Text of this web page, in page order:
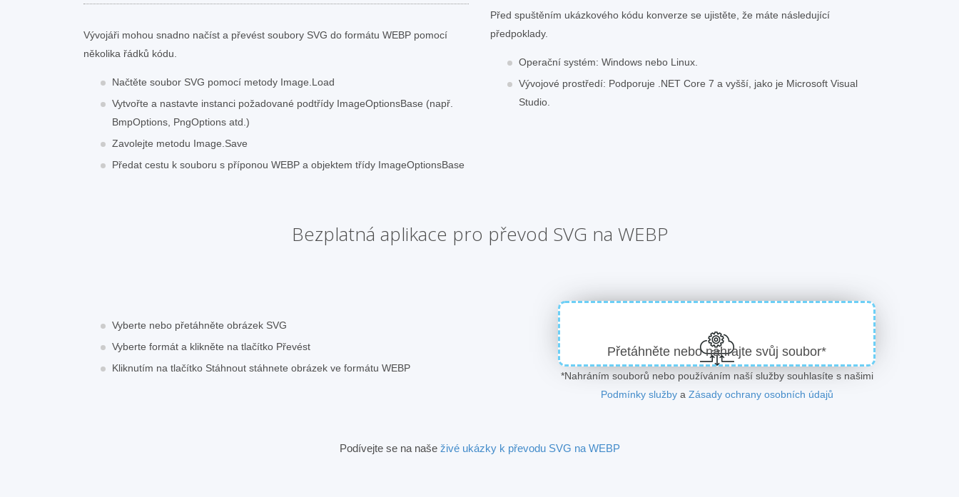
Vývojáři mohou snadno načíst a převést soubory SVG do formátu WEBP pomocí
několika řádků kódu.
Načtěte soubor SVG pomocí metody Image.Load
Vytvořte a nastavte instanci požadované podtřídy ImageOptionsBase (např.
BmpOptions, PngOptions atd.)
Zavolejte metodu Image.Save
Předat cestu k souboru s příponou WEBP a objektem třídy ImageOptionsBase
Před spuštěním ukázkového kódu konverze se ujistěte, že máte následující
předpoklady.
Operační systém: Windows nebo Linux.
Vývojové prostředí: Podporuje .NET Core 7 a vyšší, jako je Microsoft Visual
Studio.
Bezplatná aplikace pro převod SVG na WEBP
Vyberte nebo přetáhněte obrázek SVG
Vyberte formát a klikněte na tlačítko Převést
Kliknutím na tlačítko Stáhnout stáhnete obrázek ve formátu WEBP
Přetáhněte nebo nahrajte svůj soubor*
*Nahráním souborů nebo používáním naší služby souhlasíte s našimi
Podmínky službya Zásady ochrany osobních údajů
Podívejte se na naše živé ukázky k převodu SVG na WEBP